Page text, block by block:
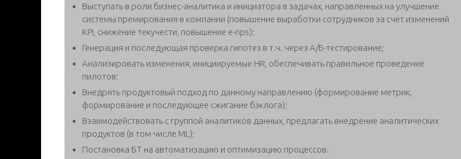
Выступать в роли бизнес-аналитика и инициатора в задачах, направленных на улучшение
системы премирования в компании (повышение выработки сотрудников за счет изменений
KPI, снижение текучести, повышение e-nps);
Генерация и последующая проверка гипотез в т.ч. через А/Б-тестирование;
Анализировать изменения, инициируемые HR, обеспечивать правильное проведение
пилотов;
Внедрять продуктовый подход по данному направлению (формирование метрик,
формирование и последующее сжигание бэклога);
Взаимодействовать с группой аналитиков данных, предлагать внедрение аналитических
продуктов (в том числе ML);
Постановка БТ на автоматизацию и оптимизацию процессов.